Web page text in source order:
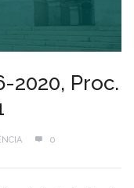
2020, Proc.
0